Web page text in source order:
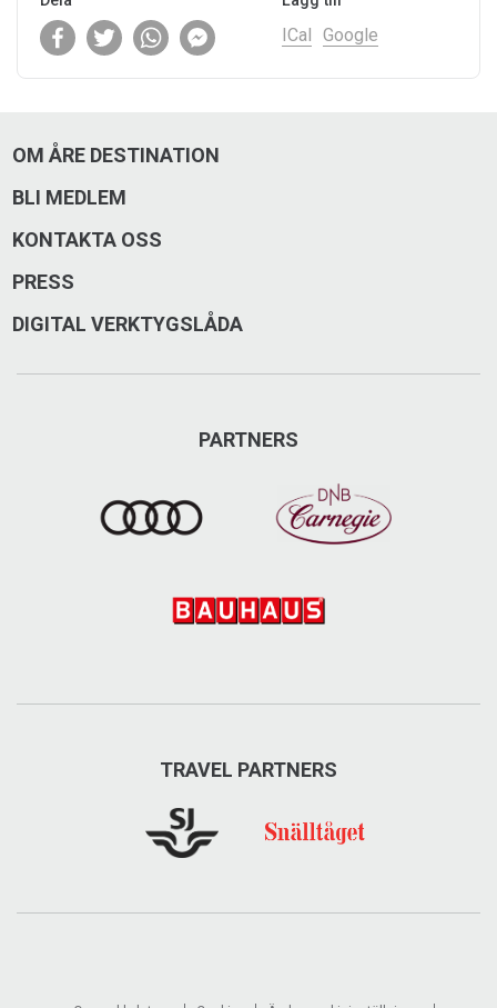
ICal Google
OM ÅRE DESTINATION
BLI MEDLEM
KONTAKTA OSS
PRESS
DIGITAL VERKTYGSLÅDA
PARTNERS
TRAVEL PARTNERS